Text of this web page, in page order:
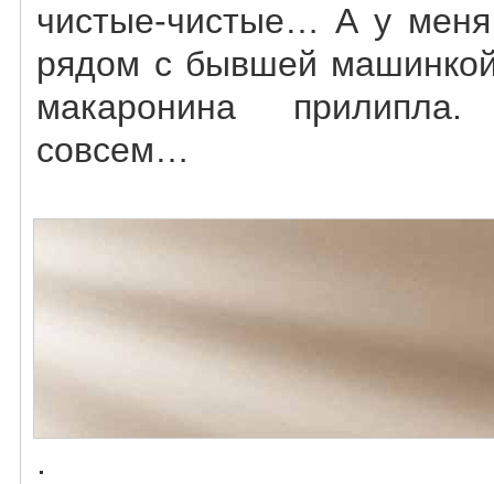
чистые-чистые… А у
рядом с бывшей
макаронина
совсем…
.